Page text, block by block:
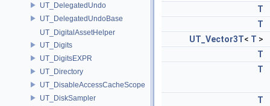
UT_DelegatedUndo
UT_DelegatedUndoBase
UT_DigitalAssetHelper
UT_Digits
UT_DigitsEXPR
UT_Directory
UT_DisableAccessCacheScope
UT_DiskSampler
T
T
UT_Vector3T< T >
T
T
T